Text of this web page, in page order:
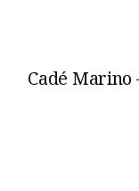
Cadé Marino